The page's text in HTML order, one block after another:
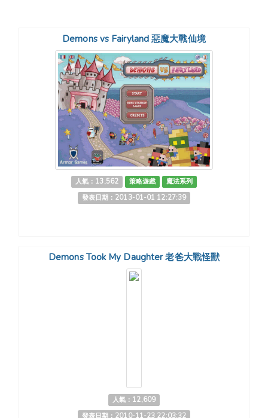
Demons vs Fairyland 惡魔大戰仙境
人氣：13,562 策略遊戲
魔法系列
發表日期：2013-01-01 12:27:39
Demons Took My Daughter 老爸大戰怪獸
人氣：12,609
發表日期：2010-11-23 22:03:32